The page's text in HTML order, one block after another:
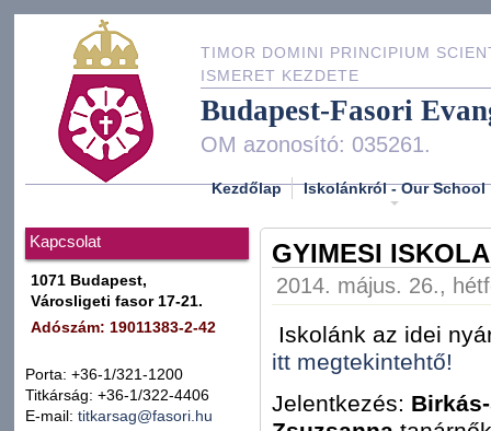
TIMOR DOMINI PRINCIPIUM
ISMERET KEZDETE
Budapest-Fasori
OM azonosító: 035261.
Kezdőlap Iskolánkról - Our School
Kapcsolat
1071 Budapest,
Városligeti fasor 17-21.
Adószám: 19011383-2-42
Porta: +36-1/321-1200
Titkárság: +36-1/322-4406
E-mail: titkarsag@fasori.hu
GYIMESI
2014. május. 26.,
Iskolánk az idei
itt megtekintehtő!
Jelentkezés: